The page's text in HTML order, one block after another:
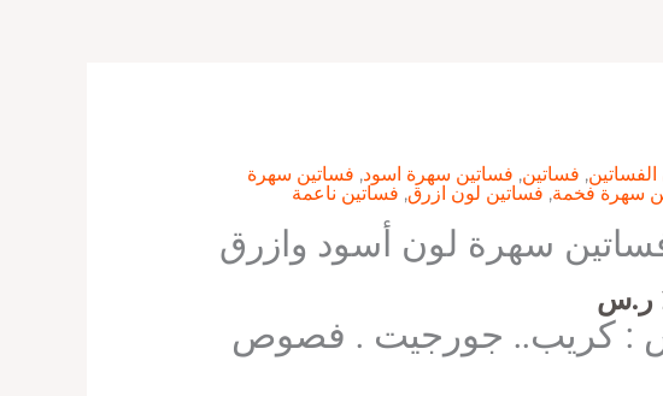
, فساتين, فساتين سهرة اسود, فساتين سهرة
سهرة فخمة, فساتين لون ازرق, فساتين ناعمة
سهرة لون أسود وازرق
ر.س
: كريب.. جورجيت . فصوص